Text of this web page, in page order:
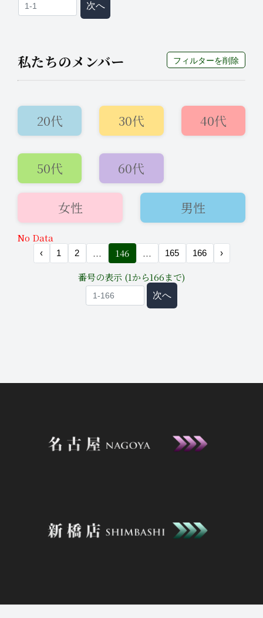
2026年2月7日
ニュース
【安心感と実績】「まずは見てから」
✨見学無料です！
次へ
私たちのメンバー フィルターを削除
20代 30代 40代
50代 60代
女性 男性
No Data
‹ 1 2 ... 146 ... 165 166 ›
番号の表示 (1から166まで)
次へ